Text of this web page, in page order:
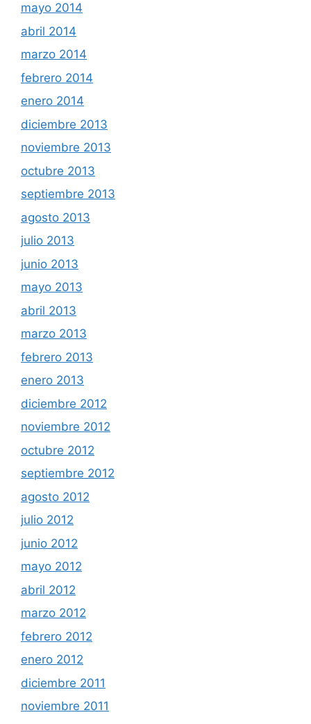
mayo 2014
abril 2014
marzo 2014
febrero 2014
enero 2014
diciembre 2013
noviembre 2013
octubre 2013
septiembre 2013
agosto 2013
julio 2013
junio 2013
mayo 2013
abril 2013
marzo 2013
febrero 2013
enero 2013
diciembre 2012
noviembre 2012
octubre 2012
septiembre 2012
agosto 2012
julio 2012
junio 2012
mayo 2012
abril 2012
marzo 2012
febrero 2012
enero 2012
diciembre 2011
noviembre 2011